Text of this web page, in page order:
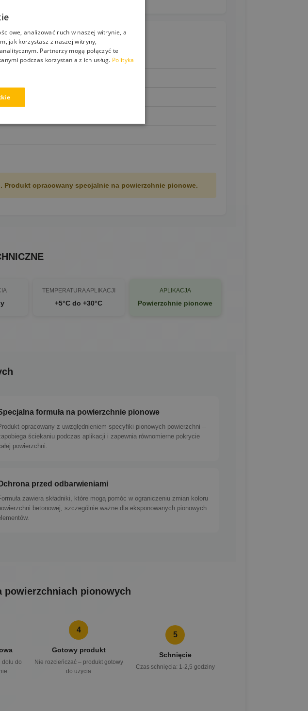
atmosferycznymi
opracowany specjalnie na powierzchnie pionowe.
TEMPERATURA APLIKACJI
+5°C do +30°C
APLIKACJA
Powierzchnie pionowe
formuła na powierzchnie pionowe
opracowany z uwzględnieniem specyfiki pionowych powierzchni –
ściekaniu podczas aplikacji i zapewnia równomierne pokrycie
powierzchni.
przed odbarwieniami
zawiera składniki, które mogą pomóc w ograniczeniu zmian koloru
betonowej, szczególnie ważne dla eksponowanych pionowych
powierzchniach pionowych
do
4
Gotowy produkt
Nie rozcieńczać – produkt gotowy
do użycia
5
Schnięcie
Czas schnięcia: 1-2,5 godziny
analizować ruch w naszej witrynie, a
jak korzystasz z naszej witryny,
Partnerzy mogą połączyć te
podczas korzystania z ich usług. Polityka